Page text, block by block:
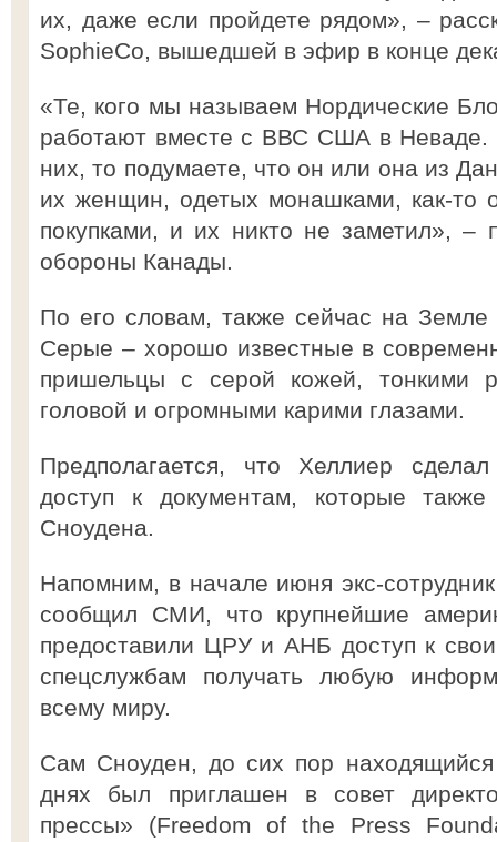
их, даже если пройдете рядом», –
SophieCo, вышедшей в эфир в конце
«Те, кого мы называем Нордические
работают вместе с ВВС США в Неваде.
них, то подумаете, что он или она из
их женщин, одетых монашками, как-то
покупками, и их никто не заметил», –
обороны Канады.
По его словам, также сейчас на Земле
Серые – хорошо известные в
пришельцы с серой кожей, тонкими
головой и огромными карими глазами.
Предполагается, что Хеллиер
доступ к документам, которые
Сноудена.
Напомним, в начале июня экс-
сообщил СМИ, что крупнейшие
предоставили ЦРУ и АНБ доступ к
спецслужбам получать любую
всему миру.
Сам Сноуден, до сих пор
днях был приглашен в совет
прессы» (Freedom of the Press